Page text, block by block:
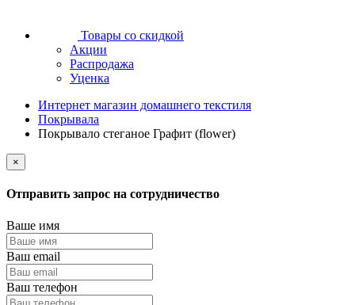
Товары со скидкой
Акции
Распродажа
Уценка
Интернет магазин домашнего текстиля
Покрывала
Покрывало стеганое Графит (flower)
×
Отправить запрос на сотрудничество
Ваше имя
Ваш email
Ваш телефон